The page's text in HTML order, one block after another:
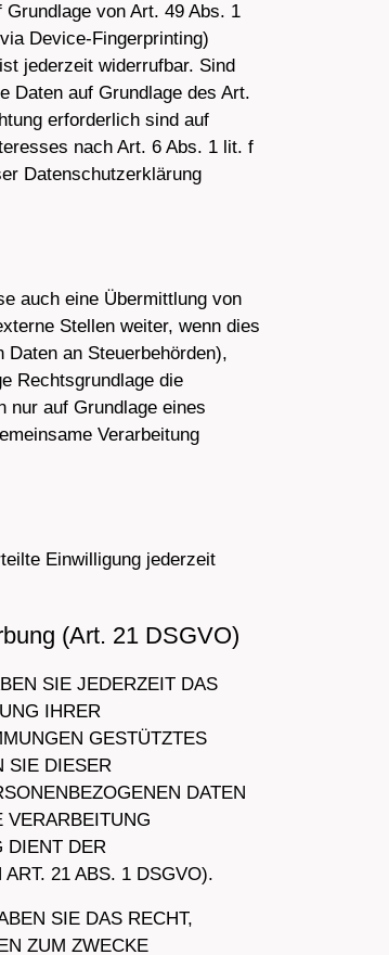
von Art. 49 Abs. 1
Device-Fingerprinting)
jederzeit widerrufbar. Sind
Daten auf Grundlage des Art.
erforderlich sind auf
nach Art. 6 Abs. 1 lit. f
Datenschutzerklärung
auch eine Übermittlung von
Stellen weiter, wenn dies
an Steuerbehörden),
Rechtsgrundlage die
nur auf Grundlage eines
Verarbeitung
Einwilligung jederzeit
(Art. 21 DSGVO)
SIE JEDERZEIT DAS
IHRER
GESTÜTZTES
SIE DIESER
DATEN
VERARBEITUNG
DIENT DER
21 ABS. 1 DSGVO).
SIE DAS RECHT,
ZUM ZWECKE